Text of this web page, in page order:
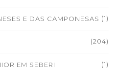
E DAS CAMPONESAS (1)
(204)
EM SEBERI (1)